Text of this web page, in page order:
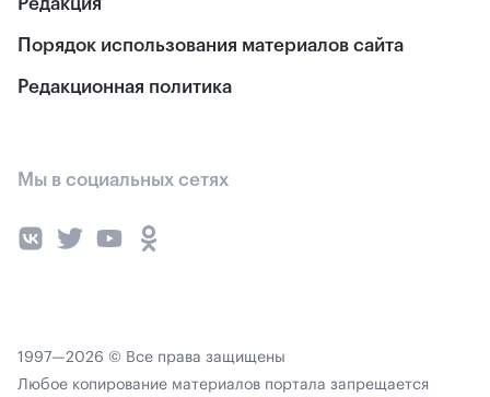
Порядок использования материалов сайта
Редакционная политика
Мы в социальных сетях
1997—2026 © Все права защищены
Любое копирование материалов портала запрещается